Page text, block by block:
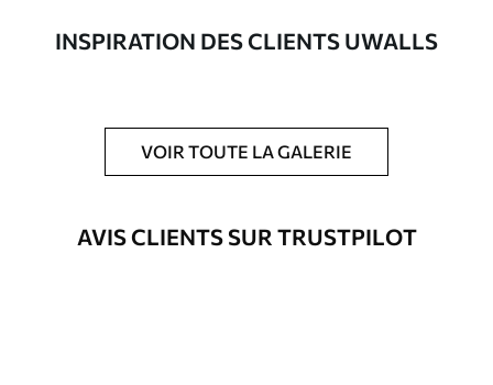
Possibilité d'ajouter un vernis
protecteur pour renforcer la durabilité
du tableau.
Matériaux disponibles
INSPIRATION DES CLIENTS UWALLS
VOIR TOUTE LA GALERIE
AVIS CLIENTS SUR TRUSTPILOT